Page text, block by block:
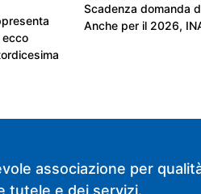
ecco
Scadenza domanda
Anche per il 2026,
associazione per
tutele e dei servizi.